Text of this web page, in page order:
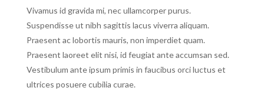
Vivamus id gravida mi, nec ullamcorper purus.
Suspendisse ut nibh sagittis lacus viverra aliquam.
Praesent ac lobortis mauris, non imperdiet quam.
Praesent laoreet elit nisi, id feugiat ante accumsan sed.
Vestibulum ante ipsum primis in faucibus orci luctus et
ultrices posuere cubilia curae.